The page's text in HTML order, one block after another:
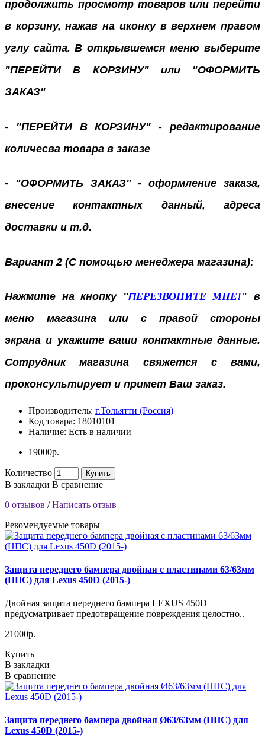
продолжить просмотр товаров или перейти
в корзину, нажав на иконку в верхнем правом
углу сайта. В открывшемся меню выберите
"ПЕРЕЙТИ В КОРЗИНУ" или "ОФОРМИТЬ
ЗАКАЗ"
- "ПЕРЕЙТИ В КОРЗИНУ" - редактирование
количесва товара в заказе
- "ОФОРМИТЬ ЗАКАЗ" - оформление заказа,
внесение контактных данный, адреса
доставки и т.д.
Вариант 2 (С помощью менеджера магазина):
Нажмите на кнопку "ПЕРЕЗВОНИТЕ МНЕ! "
в
меню магазина или с правой стороны
экранаи укажите ваши контактные данные.
Сотрудник магазина свяжется с вами,
проконсультирует и примет Ваш заказ.
Производитель: г.Тольятти (Россия)
Код товара: 18010101
Наличие: Есть в наличии
19000р.
Количество Купить
В закладки В сравнение
0 отзывов /Написать отзыв
Рекомендуемые товары
Защита переднего бампера двойная с пластинами 63/63мм
(НПС) для Lexus 450D (2015-)
Двойная защита переднего бампера LEXUS 450D
предусматривает предотвращение повреждения целостно..
21000р.
Купить
В закладки
В сравнение
Защита переднего бампера двойная Ø63/63мм (НПС) для
Lexus 450D (2015-)